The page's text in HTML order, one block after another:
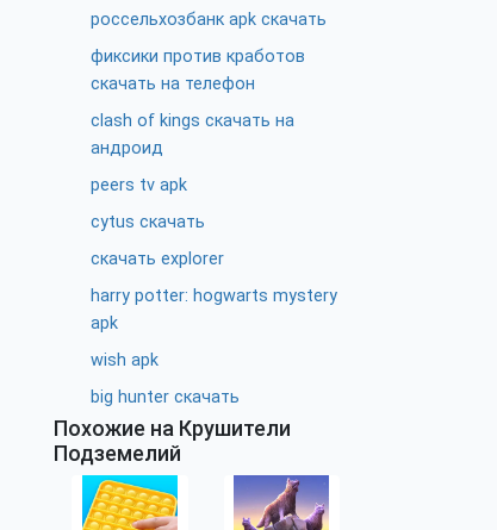
россельхозбанк apk скачать
фиксики против кработов
скачать на телефон
clash of kings скачать на
андроид
peers tv apk
cytus скачать
скачать explorer
harry potter: hogwarts mystery
apk
wish apk
big hunter скачать
Похожие на Крушители
Подземелий